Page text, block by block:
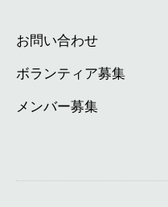
お問い合わせ
ボランティア募集
メンバー募集